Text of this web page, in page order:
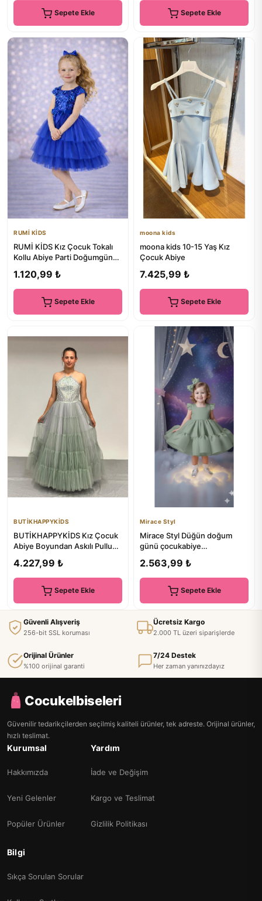
Sepete Ekle Sepete Ekle
RUMİ KİDS
RUMİ KİDS Kız Çocuk Tokalı
Kollu Abiye Parti Doğumgünü
1.120,99 ₺
Sepete Ekle
moona kids
moona kids 10-15 Yaş Kız
Çocuk Abiye
7.425,99 ₺
Sepete Ekle
BUTİKHAPPYKİDS
BUTİKHAPPYKİDS Kız Çocuk
Abiye Boyundan Askılı Pullu
4.227,99 ₺
Sepete Ekle
Mirace Styl
Mirace Styl Düğün doğum
günü çocukabiye
2.563,99 ₺
Sepete Ekle
Güvenli Alışveriş
256-bit SSL koruması
Ücretsiz Kargo
2.000 TL üzeri siparişlerde
Orijinal Ürünler
%100 orijinal garanti
7/24 Destek
Her zaman yanınızdayız
Cocukelbiseleri
Güvenilir tedarikçilerden seçilmiş kaliteli ürünler, tek adreste. Orijinal ürünler,
hızlı teslimat.
Kurumsal
Hakkımızda
Yeni Gelenler
Popüler Ürünler
Yardım
İade ve Değişim
Kargo ve Teslimat
Gizlilik Politikası
Bilgi
Sıkça Sorulan Sorular